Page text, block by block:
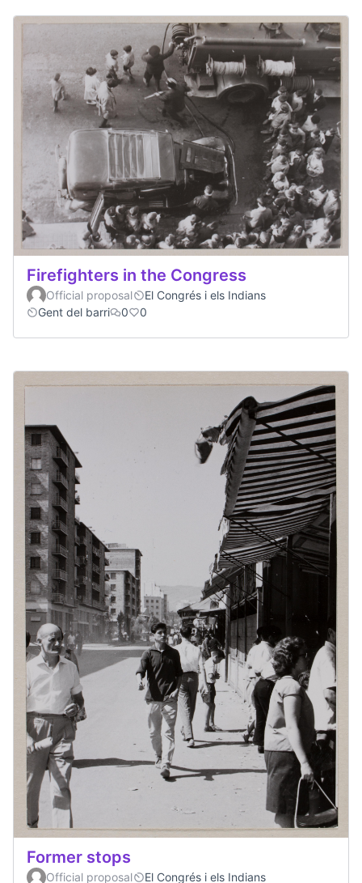
Firefighters in the Congress
Official proposal
El Congrés i els Indians
Gent del barri
0 0
Former stops
Official proposal El Congrés i els Indians